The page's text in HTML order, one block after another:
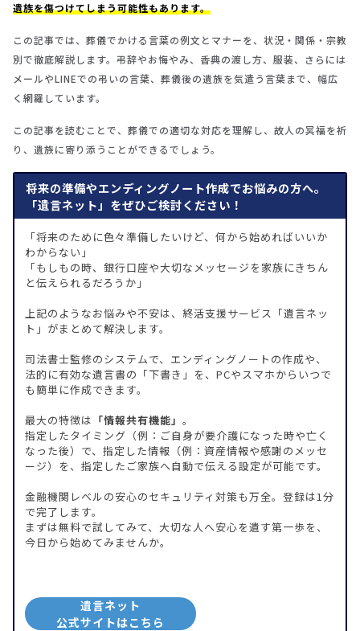
遺族を傷つけてしまう可能性もあります。
この記事では、葬儀でかける言葉の例文とマナーを、状況・関係・宗教
別で徹底解説します。弔辞やお悔やみ、香典の渡し方、服装、さらには
メールやLINEでの弔いの言葉、葬儀後の遺族を気遣う言葉まで、幅広
く網羅しています。
この記事を読むことで、葬儀での適切な対応を理解し、故人の冥福を祈
り、遺族に寄り添うことができるでしょう。
将来の準備やエンディングノート作成でお悩みの方へ。
「遺言ネット」をぜひご検討ください！
「将来のために色々準備したいけど、何から始めればいいか
わからない」
「もしもの時、銀行口座や大切なメッセージを家族にきちん
と伝えられるだろうか」
上記のようなお悩みや不安は、終活支援サービス「遺言ネッ
ト」がまとめて解決します。
司法書士監修のシステムで、エンディングノートの作成や、
法的に有効な遺言書の「下書き」を、PCやスマホからいつで
も簡単に作成できます。
最大の特徴は 「情報共有機能」 。
指定したタイミング（例：ご自身が要介護になった時や亡く
なった後）で、指定した情報（例：資産情報や感謝のメッセ
ージ）を、指定したご家族へ自動で伝える設定が可能です。
金融機関レベルの安心のセキュリティ対策も万全。登録は1分
で完了します。
まずは無料で試してみて、大切な人へ安心を遺す第一歩を、
今日から始めてみませんか。
遺言ネット
公式サイトはこちら